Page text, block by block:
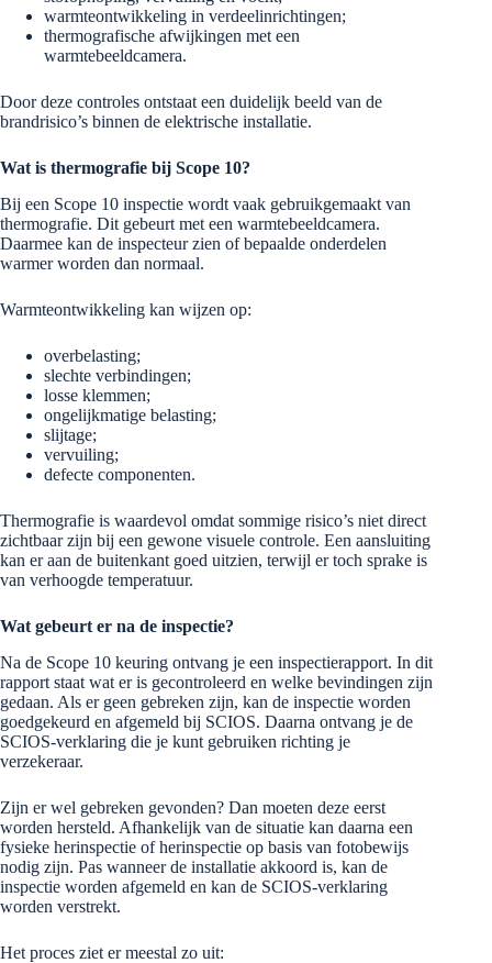
warmteontwikkeling in verdeelinrichtingen;
thermografische afwijkingen met een
warmtebeeldcamera.
Door deze controles ontstaat een duidelijk beeld van de
brandrisico’s binnen de elektrische installatie.
Wat is thermografie bij Scope 10?
Bij een Scope 10 inspectie wordt vaak gebruikgemaakt van
thermografie. Dit gebeurt met een warmtebeeldcamera.
Daarmee kan de inspecteur zien of bepaalde onderdelen
warmer worden dan normaal.
Warmteontwikkeling kan wijzen op:
overbelasting;
slechte verbindingen;
losse klemmen;
ongelijkmatige belasting;
slijtage;
vervuiling;
defecte componenten.
Thermografie is waardevol omdat sommige risico’s niet direct
zichtbaar zijn bij een gewone visuele controle. Een aansluiting
kan er aan de buitenkant goed uitzien, terwijl er toch sprake is
van verhoogde temperatuur.
Wat gebeurt er na de inspectie?
Na de Scope 10 keuring ontvang je een inspectierapport. In dit
rapport staat wat er is gecontroleerd en welke bevindingen zijn
gedaan. Als er geen gebreken zijn, kan de inspectie worden
goedgekeurd en afgemeld bij SCIOS. Daarna ontvang je de
SCIOS-verklaring die je kunt gebruiken richting je
verzekeraar.
Zijn er wel gebreken gevonden? Dan moeten deze eerst
worden hersteld. Afhankelijk van de situatie kan daarna een
fysieke herinspectie of herinspectie op basis van fotobewijs
nodig zijn. Pas wanneer de installatie akkoord is, kan de
inspectie worden afgemeld en kan de SCIOS-verklaring
worden verstrekt.
Het proces ziet er meestal zo uit: